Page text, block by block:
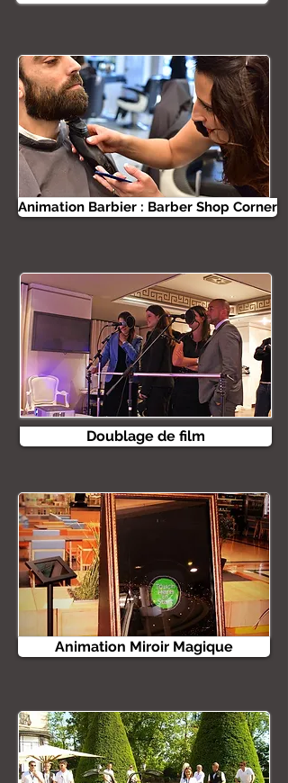
Animation Barbier : Barber Shop Corner
Doublage de film
Animation Miroir Magique